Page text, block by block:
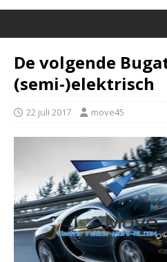
De volgende
(semi-)elektrisch
22 juli 2017 move45